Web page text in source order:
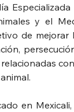
Especializada
y el
de mejorar
en Mexicali,